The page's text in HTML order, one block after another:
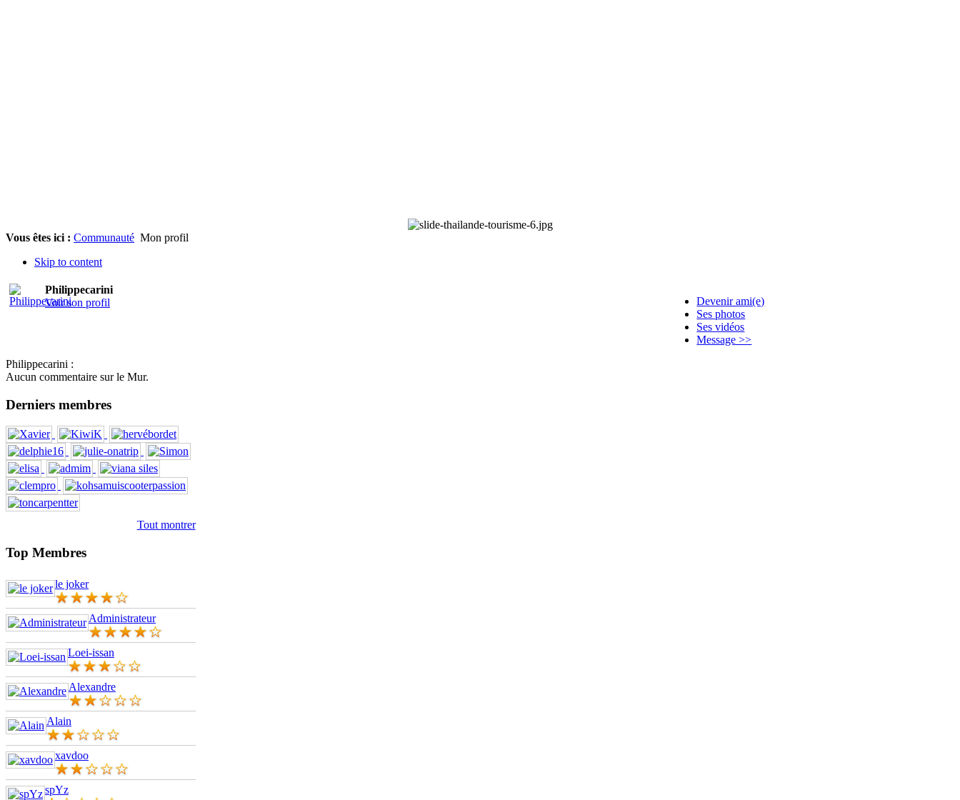
Vous êtes ici : Communauté Mon profil
Skip to content
Philippecarini
Voir son profil
Devenir ami(e)
Ses photos
Ses vidéos
Message >>
Philippecarini :
Aucun commentaire sur le Mur.
Derniers membres
Tout montrer
Top Membres
le joker
Administrateur
Loei-issan
Alexandre
Alain
xavdoo
spYz